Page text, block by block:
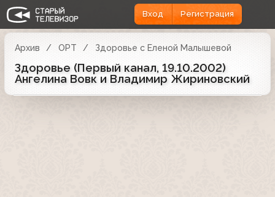
Вход Регистрация
Архив ОРТ Здоровье с Еленой Малышевой
Здоровье (Первый канал, 19.10.2002)
Ангелина Вовк и Владимир Жириновский